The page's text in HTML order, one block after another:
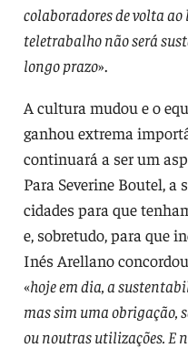
colaboradores de volta
teletrabalho não será
longo prazo».
A cultura mudou e o
ganhou extrema
continuará a ser um
Para Severine Boutel, a
cidades para que
e, sobretudo, para que
Inés Arellano
«hoje em dia, a
mas sim uma obrigação,
ou noutras utilizações. E